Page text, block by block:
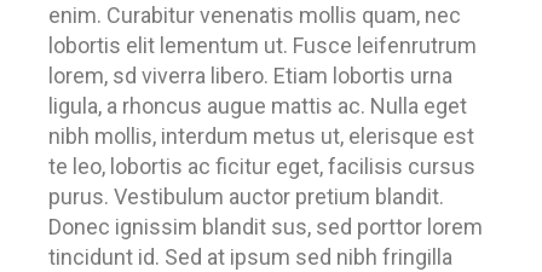
enim. Curabitur venenatis mollis quam, nec
lobortis elit lementum ut. Fusce leifenrutrum
lorem, sd viverra libero. Etiam lobortis urna
ligula, a rhoncus augue mattis ac. Nulla eget
nibh mollis, interdum metus ut, elerisque est
te leo, lobortis ac ficitur eget, facilisis cursus
purus. Vestibulum auctor pretium blandit.
Donec ignissim blandit sus, sed porttor lorem
tincidunt id. Sed at ipsum sed nibh fringilla